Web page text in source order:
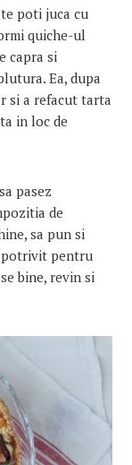
te poti juca cu
quiche-ul
capra si
Ea, dupa
si a refacut tarta
in loc de
pasez
de
sa pun si
potrivit pentru
bine, revin si